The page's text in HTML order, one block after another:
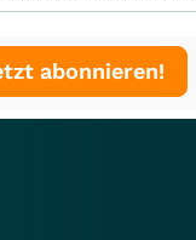
abonnieren!